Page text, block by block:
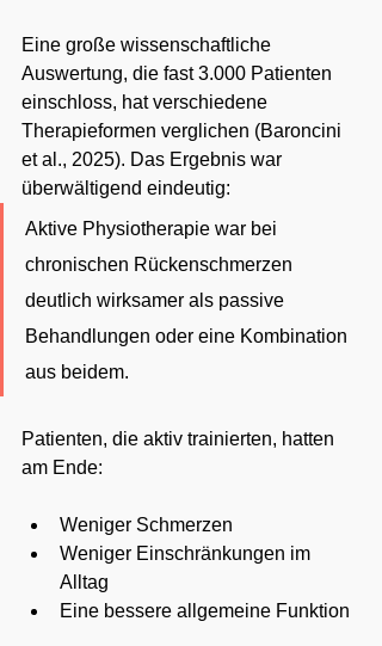
Eine große wissenschaftliche
Auswertung, die fast 3.000 Patienten
einschloss, hat verschiedene
Therapieformen verglichen (Baroncini
et al., 2025). Das Ergebnis war
überwältigend eindeutig:
Aktive Physiotherapie war bei
chronischen Rückenschmerzen
deutlich wirksamer als passive
Behandlungen oder eine Kombination
aus beidem.
Patienten, die aktiv trainierten, hatten
am Ende:
Weniger Schmerzen
Weniger Einschränkungen im
Alltag
Eine bessere allgemeine Funktion